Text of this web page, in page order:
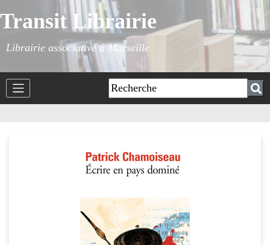
Transit Librairie
Librairie associative à Marseille